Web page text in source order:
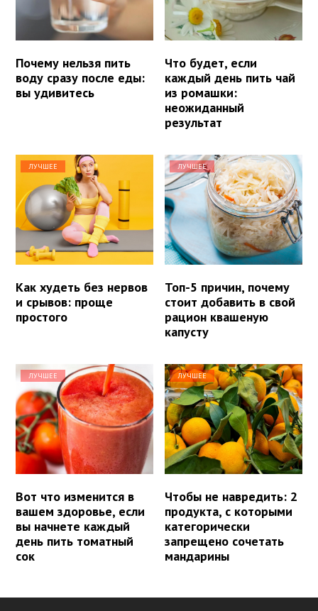
Почему нельзя пить
воду сразу после еды:
вы удивитесь
Что будет, если
каждый день пить чай
из ромашки:
неожиданный
результат
ЛУЧШЕЕ
Как худеть без нервов
и срывов: проще
простого
ЛУЧШЕЕ
Топ-5 причин, почему
стоит добавить в свой
рацион квашеную
капусту
ЛУЧШЕЕ
Вот что изменится в
вашем здоровье, если
вы начнете каждый
день пить томатный
сок
ЛУЧШЕЕ
Чтобы не навредить: 2
продукта, с которыми
категорически
запрещено сочетать
мандарины